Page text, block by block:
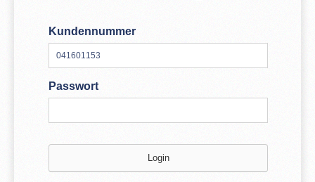
Kundennummer
Passwort